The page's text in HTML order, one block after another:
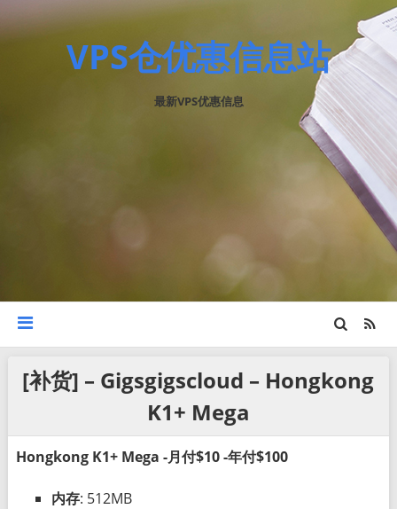
VPS仓优惠信息站
最新VPS优惠信息
[补货] – Gigsgigscloud – Hongkong
K1+ Mega
Hongkong K1+ Mega -月付$10 -年付$100
内存: 512MB